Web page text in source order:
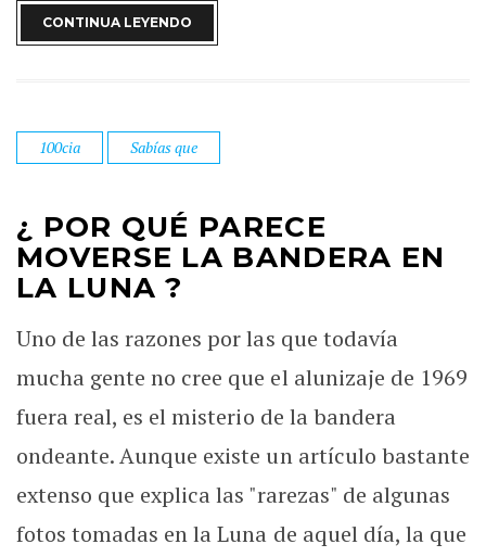
CONTINUA LEYENDO
100cia Sabías que
¿ POR QUÉ PARECE
MOVERSE LA BANDERA EN
LA LUNA ?
Uno de las razones por las que todavía
mucha gente no cree que el alunizaje de 1969
fuera real, es el misterio de la bandera
ondeante. Aunque existe un artículo bastante
extenso que explica las "rarezas" de algunas
fotos tomadas en la Luna de aquel día, la que